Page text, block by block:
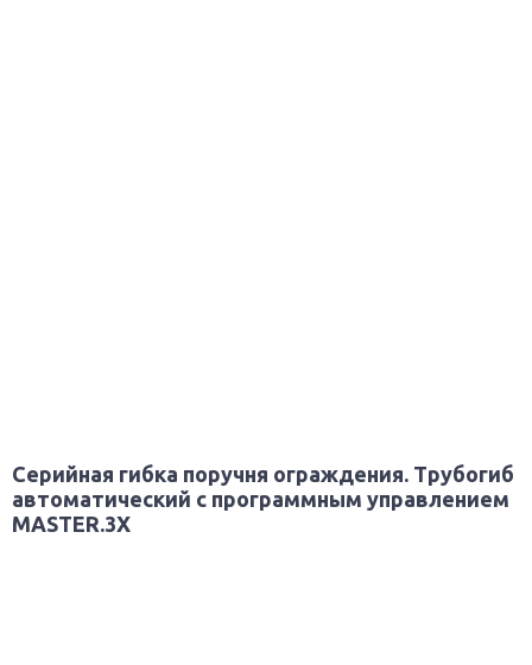
Серийная гибка поручня ограждения. Трубогиб
автоматический с программным управлением
MASTER.3X